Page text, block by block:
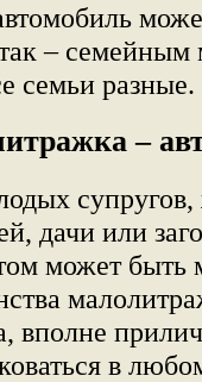
– семейным
семьи разные.
–
дачи или
может быть
вполне
в